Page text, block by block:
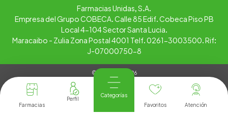
Farmacias
Categorías
Favoritos
Atención
Farmacias Unidas, S.A.
Empresa del Grupo COBECA. Calle 85 Edif. Cobeca Piso PB
Local 4-104 Sector Santa Lucia.
Maracaibo - Zulia Zona Postal 4001 Telf. 0261-3003500. Rif:
J-07000750-8
© Copyright 2026
Tienda Virtual desarrollada por
Tecnología